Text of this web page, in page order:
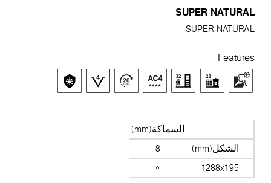
SUPER NATURAL
SUPER NATURAL
Features
السماكة(mm)
الشكل(mm)
8
1288x195